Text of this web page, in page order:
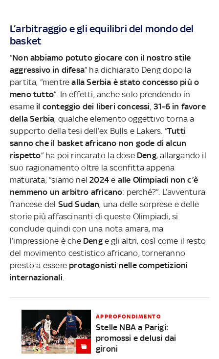
L’arbitraggio e gli equilibri del mondo del
basket
“Non abbiamo potuto giocare con il nostro stile
aggressivo in difesa” ha dichiarato Deng dopo la
partita, “mentrealla Serbia è stato concesso più o
meno tutto”. In effetti, anche solo prendendo in
esame il conteggio dei liberi concessi,31-6 in favore
della Serbia, qualche elemento oggettivo torna a
supporto della tesi dell’ex Bulls e Lakers. “Tutti
sanno che il basket africano non gode di alcun
rispetto” ha poi rincarato la dose Deng, allargando il
suo ragionamento oltre la sconfitta appena
maturata, “siamo nel2024 e alle Olimpiadi non c’è
nemmeno un arbitro africano: perché?”. L’avventura
francese del Sud Sudan, una delle sorprese e delle
storie più affascinanti di queste Olimpiadi, si
conclude quindi con una nota amara, ma
l’impressione è che Deng e gli altri, così come il resto
del movimento cestistico africano, torneranno
presto a essere protagonisti nelle competizioni
internazionali
APPROFONDIMENTO
Stelle NBA a Parigi:
promossi e delusi dai
gironi